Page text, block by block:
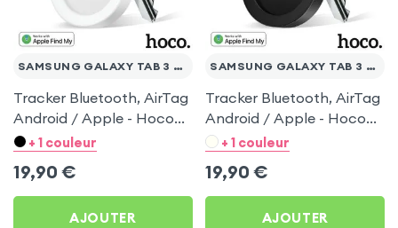
SAMSUNG GALAXY TAB 3 10.1
Tracker Bluetooth, AirTag
Android / Apple - Hoco
Blanc pour Samsung
+ 1 couleur
19,90 €
AJOUTER
SAMSUNG GALAXY TAB 3 10.1
Tracker Bluetooth, AirTag
Android / Apple - Hoco
Noir pour Samsung
+ 1 couleur
19,90 €
AJOUTER